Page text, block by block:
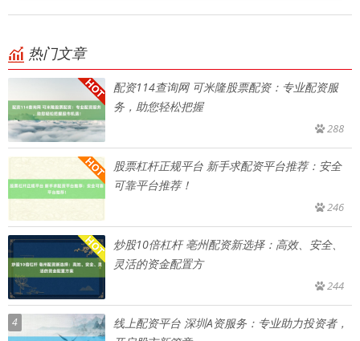
热门文章
配资114查询网 可米隆股票配资：专业配资服
务，助您轻松把握
288
股票杠杆正规平台 新手求配资平台推荐：安全
可靠平台推荐！
246
炒股10倍杠杆 亳州配资新选择：高效、安全、
灵活的资金配置方
244
4
线上配资平台 深圳A资服务：专业助力投资者，